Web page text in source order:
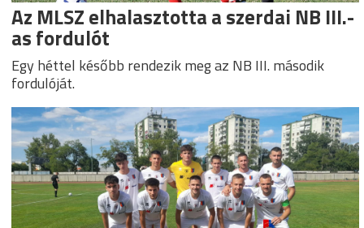
Az MLSZ elhalasztotta a szerdai NB III.-
as fordulót
Egy héttel később rendezik meg az NB III. második
fordulóját.